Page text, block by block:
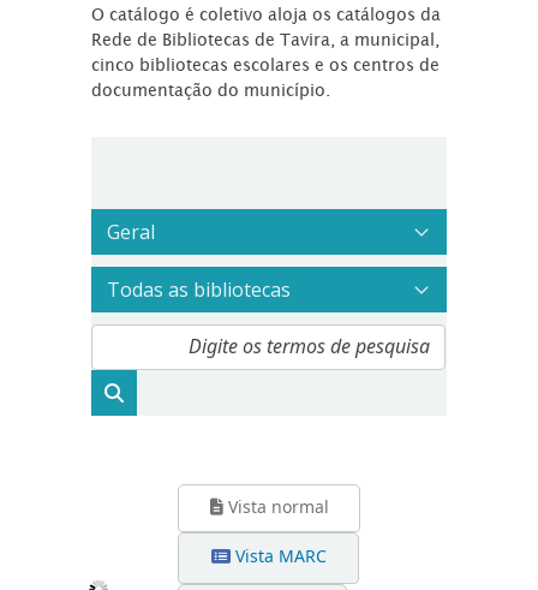
O catálogo é coletivo aloja os catálogos da
Rede de Bibliotecas de Tavira, a municipal,
cinco bibliotecas escolares e os centros de
documentação do município.
Vista normal
Vista MARC